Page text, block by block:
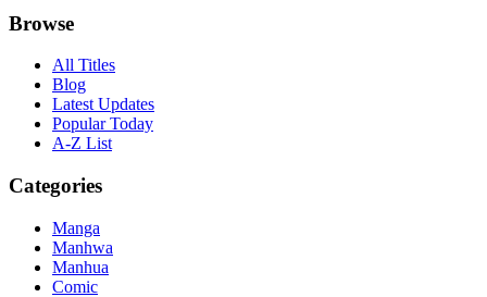
Browse
All Titles
Blog
Latest Updates
Popular Today
A-Z List
Categories
Manga
Manhwa
Manhua
Comic